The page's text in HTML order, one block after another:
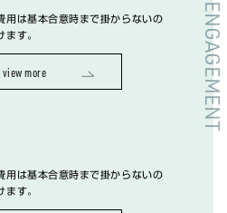
用は基本合意時まで掛からないの
ます。
view more
用は基本合意時まで掛からないの
ます。